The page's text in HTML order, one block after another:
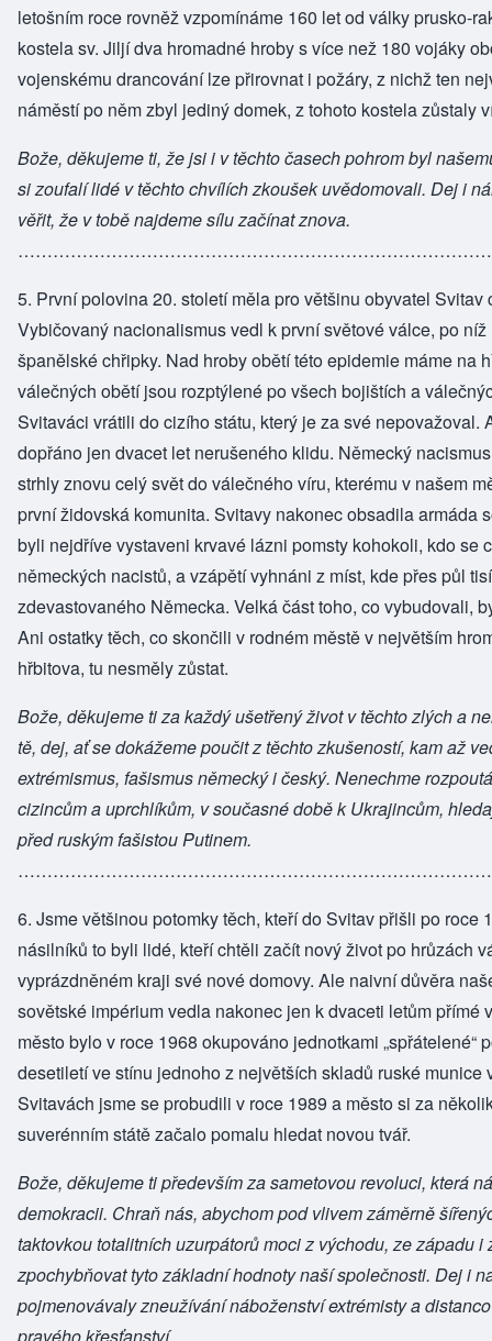
letošním roce rovněž vzpomínáme 160 let od války prusko-
kostela sv. Jiljí dva hromadné hroby s více než 180 vojáky
vojenskému drancování lze přirovnat i požáry, z nichž ten
náměstí po něm zbyl jediný domek, z tohoto kostela zůstaly
Bože, děkujeme ti, že jsi i v těchto časech pohrom byl
si zoufalí lidé v těchto chvílích zkoušek uvědomovali. Dej i
věřit, že v tobě najdeme sílu začínat znova.
5. První polovina 20. století měla pro většinu obyvatel Svitav
Vybičovaný nacionalismus vedl k první světové válce, po
španělské chřipky. Nad hroby obětí této epidemie máme na
válečných obětí jsou rozptýlené po všech bojištích a
Svitaváci vrátili do cizího státu, který je za své nepovažoval.
dopřáno jen dvacet let nerušeného klidu. Německý
strhly znovu celý svět do válečného víru, kterému v našem
první židovská komunita. Svitavy nakonec obsadila armáda
byli nejdříve vystaveni krvavé lázni pomsty kohokoli, kdo se
německých nacistů, a vzápětí vyhnáni z míst, kde přes půl
zdevastovaného Německa. Velká část toho, co vybudovali,
Ani ostatky těch, co skončili v rodném městě v největším
hřbitova, tu nesměly zůstat.
Bože, děkujeme ti za každý ušetřený život v těchto zlých a
tě, dej, ať se dokážeme poučit z těchto zkušeností, kam až
extrémismus, fašismus německý i český. Nenechme
cizincům a uprchlíkům, v současné době k Ukrajincům,
před ruským fašistou Putinem.
6. Jsme většinou potomky těch, kteří do Svitav přišli po roce
násilníků to byli lidé, kteří chtěli začít nový život po hrůzách
vyprázdněném kraji své nové domovy. Ale naivní důvěra
sovětské impérium vedla nakonec jen k dvaceti letům přímé
město bylo v roce 1968 okupováno jednotkami „spřátelené“
desetiletí ve stínu jednoho z největších skladů ruské munice
Svitavách jsme se probudili v roce 1989 a město si za
suverénním státě začalo pomalu hledat novou tvář.
Bože, děkujeme ti především za sametovou revoluci, která
demokracii. Chraň nás, abychom pod vlivem záměrně
taktovkou totalitních uzurpátorů moci z východu, ze západu
zpochybňovat tyto základní hodnoty naší společnosti. Dej i
pojmenovávaly zneužívání náboženství extrémisty a
pravého křesťanství.